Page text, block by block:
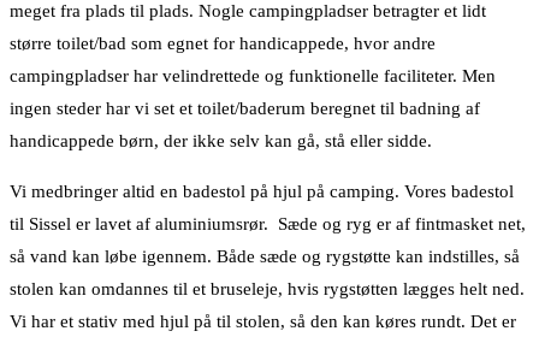
meget fra plads til plads. Nogle campingpladser betragter et lidt
større toilet/bad som egnet for handicappede, hvor andre
campingpladser har velindrettede og funktionelle faciliteter. Men
ingen steder har vi set et toilet/baderum beregnet til badning af
handicappede børn, der ikke selv kan gå, stå eller sidde.
Vi medbringer altid en badestol på hjul på camping. Vores badestol
til Sissel er lavet af aluminiumsrør. Sæde og ryg er af fintmasket net,
så vand kan løbe igennem. Både sæde og rygstøtte kan indstilles, så
stolen kan omdannes til et bruseleje, hvis rygstøtten lægges helt ned.
Vi har et stativ med hjul på til stolen, så den kan køres rundt. Det er